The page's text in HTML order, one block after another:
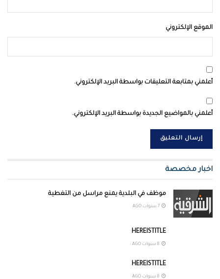
الموقع الإلكتروني
أعلمني بمتابعة التعليقات بواسطة البريد الإلكتروني.
أعلمني بالمواضيع الجديدة بواسطة البريد الإلكتروني.
اخبار مخصصة
موظف في البلدية يمنع مراسل من التغطية
HEREISTITLE
HEREISTITLE